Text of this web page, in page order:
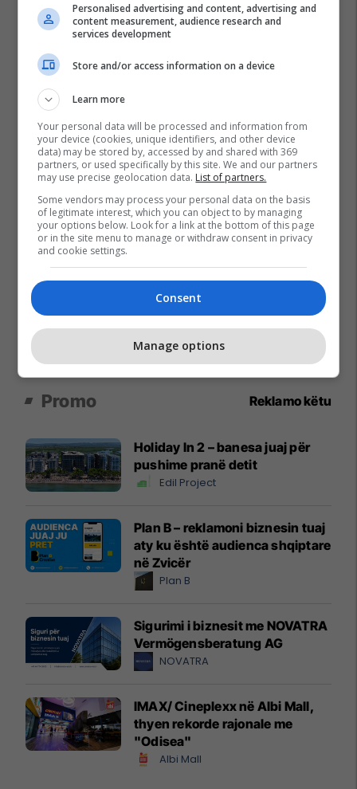
Promo Reklamo këtu
Holiday In 2 – banesa juaj për
pushime pranë detit
Edil Project
Plan B – reklamoni biznesin tuaj
aty ku është audienca shqiptare
në Zvicër
Plan B
Sigurimi i biznesit me NOVATRA
Vermögensberatung AG
NOVATRA
IMAX/ Cineplexx në Albi Mall,
thyen rekorde rajonale me
"Odisea"
Albi Mall
Personalised advertising and content, advertising and
content measurement, audience research and
services development
Store and/or access information on a device
Learn more
Your personal data will be processed and information from
your device (cookies, unique identifiers, and other device
data) may be stored by, accessed by and shared with 369
partners, or used specifically by this site. We and our partners
may use precise geolocation data. List of partners.
Some vendors may process your personal data on the basis
of legitimate interest, which you can object to by managing
your options below. Look for a link at the bottom of this page
or in the site menu to manage or withdraw consent in privacy
and cookie settings.
Consent
Manage options